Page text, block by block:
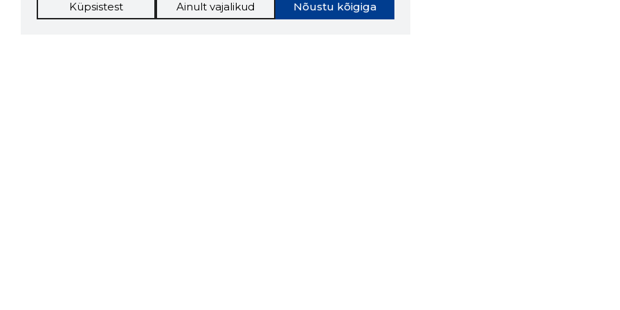
Nõustu kõigiga
Küpsistest Ainult vajalikud